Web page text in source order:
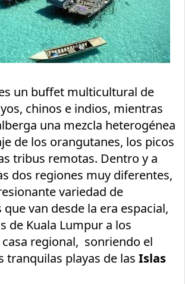
un buffet multicultural de
chinos e indios, mientras
una mezcla heterogénea
de los orangutanes, los picos
tribus remotas. Dentro y a
dos regiones muy diferentes,
variedad de
van desde la era espacial,
de Kuala Lumpur a los
regional, sonriendo el
tranquilas playas de lasIslas